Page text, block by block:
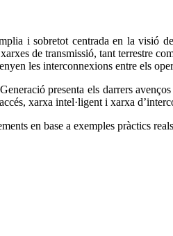
i sobretot centrada en la visió
de transmissió, tant terrestre
les interconnexions entre els
presenta els darrers
xarxa intel·ligent i xarxa
en base a exemples pràctics